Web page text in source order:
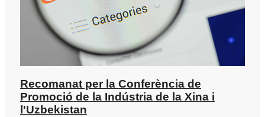
Recomanat per la Conferència de
Promoció de la Indústria de la Xina i
l'Uzbekistan